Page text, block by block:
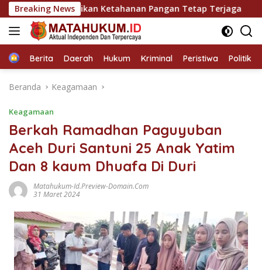
Langsung
ke
konten
Breaking News
Pastikan Ketahanan Pangan Tetap Terjaga
HomeBerita Daerah Hukum Kriminal Peristiwa Politik
Beranda Keagamaan
Keagamaan
Berkah Ramadhan Paguyuban
Aceh Duri Santuni 25 Anak Yatim
Dan 8 kaum Dhuafa Di Duri
Matahukum-Id.preview-Domain.com
31 Maret 2024